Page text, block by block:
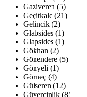
Gaziveren (5)
Geçitkale (21)
Gelincik (2)
Glabsides (1)
Glapsides (1)
Gökhan (2)
Gönendere (5)
Gönyeli (1)
Görneç (4)
Gülseren (12)
Güvercinlik (8)